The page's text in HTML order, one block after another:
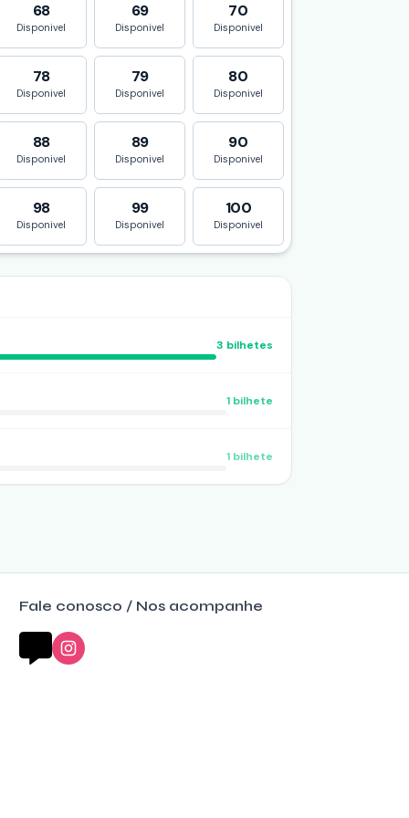
68
Disponivel
69
Disponivel
70
Disponivel
78
Disponivel
79
Disponivel
80
Disponivel
88
Disponivel
89
Disponivel
90
Disponivel
98
Disponivel
99
Disponivel
100
Disponivel
3 bilhetes
1 bilhete
1 bilhete
Fale conosco / Nos acompanhe